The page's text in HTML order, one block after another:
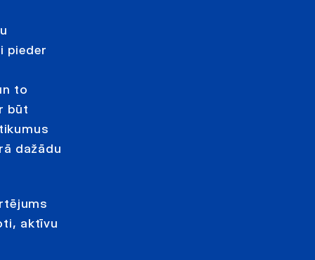
pieder
to
būt
dažādu
aktīvu